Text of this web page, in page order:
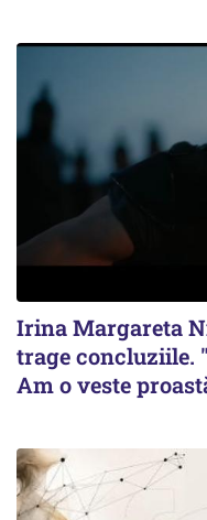
Irina Margareta
trage concluziile.
Am o veste